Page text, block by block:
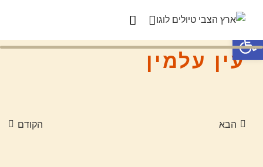
עין עלמין
הקודם הבא
פתח סרגל נגישות